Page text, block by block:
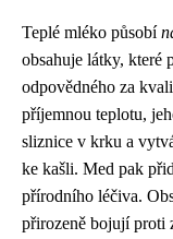
Teplé mléko působí
obsahuje látky, které
odpovědného za
příjemnou teplotu,
sliznice v krku a
ke kašli. Med pak
přírodního léčiva.
přirozeně bojují proti